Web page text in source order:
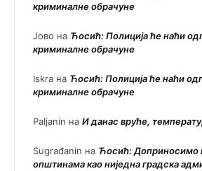
криминалне обрачуне
Јово на Ћосић: Полиција ће наћи
криминалне обрачуне
Iskra на Ћосић: Полиција ће наћи
криминалне обрачуне
Paljanin на И данас вруће,
Sugrađanin на Ћосић: Доприносимо
општинама као ниједна градска